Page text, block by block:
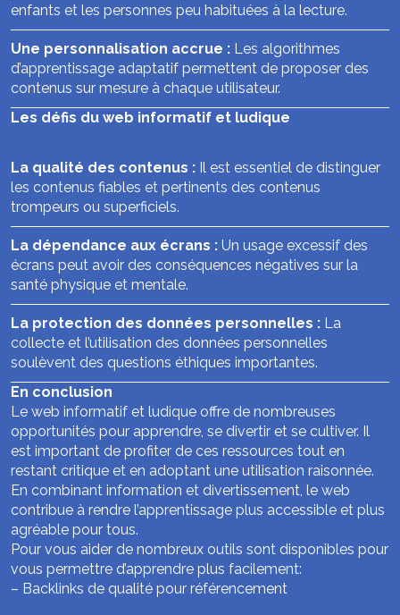
enfants et les personnes peu habituées à la lecture.
Une personnalisation accrue : Les algorithmes
d’apprentissage adaptatif permettent de proposer des
contenus sur mesure à chaque utilisateur.
Les défis du web informatif et ludique
La qualité des contenus : Il est essentiel de distinguer
les contenus fiables et pertinents des contenus
trompeurs ou superficiels.
La dépendance aux écrans : Un usage excessif des
écrans peut avoir des conséquences négatives sur la
santé physique et mentale.
La protection des données personnelles : La
collecte et l’utilisation des données personnelles
soulèvent des questions éthiques importantes.
En conclusion
Le web informatif et ludique offre de nombreuses
opportunités pour apprendre, se divertir et se cultiver. Il
est important de profiter de ces ressources tout en
restant critique et en adoptant une utilisation raisonnée.
En combinant information et divertissement, le web
contribue à rendre l’apprentissage plus accessible et plus
agréable pour tous.
Pour vous aider de nombreux outils sont disponibles pour
vous permettre d’apprendre plus facilement:
– Backlinks de qualité pour référencement